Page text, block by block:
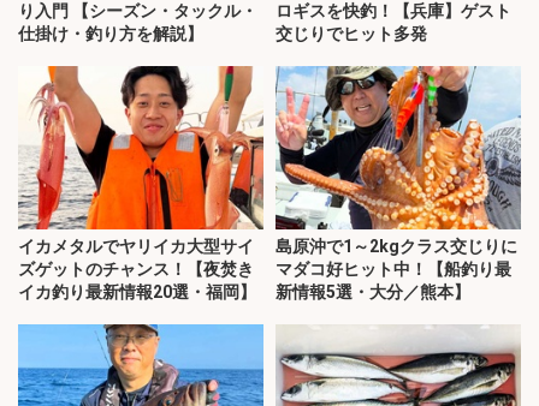
り入門 【シーズン・タックル・
仕掛け・釣り方を解説】
ロギスを快釣！【兵庫】ゲスト
交じりでヒット多発
イカメタルでヤリイカ大型サイ
ズゲットのチャンス！【夜焚き
イカ釣り最新情報20選・福岡】
島原沖で1～2kgクラス交じりに
マダコ好ヒット中！【船釣り最
新情報5選・大分／熊本】